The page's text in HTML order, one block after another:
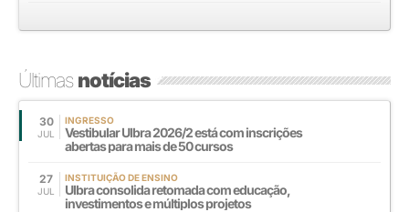
Últimasnotícias
30
JUL
INGRESSO
Vestibular Ulbra 2026/2 está com inscrições
abertas para mais de 50 cursos
27
JUL
INSTITUIÇÃO DE ENSINO
Ulbra consolida retomada com educação,
investimentos e múltiplos projetos